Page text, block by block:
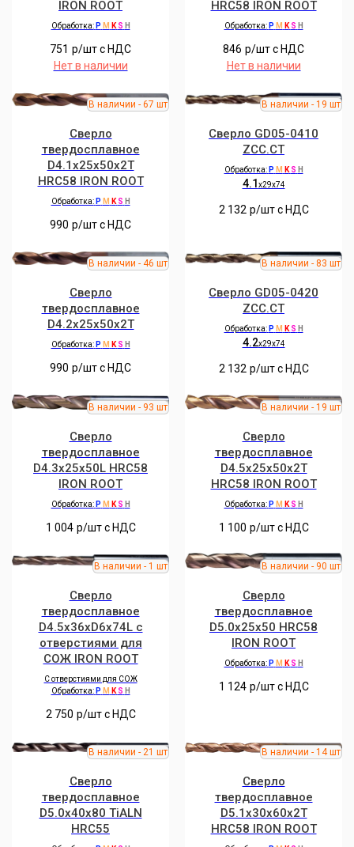
IRON ROOT
Обработка: P M K S H
751 р/шт c НДС
Нет в наличии
HRC58 IRON ROOT
Обработка: P M K S H
846 р/шт c НДС
Нет в наличии
Сверло
твердосплавное
D4.1x25x50x2T
HRC58 IRON ROOT
Обработка: P M K S H
990 р/шт c НДС
Сверло GD05-0410
ZCC.CT
Обработка: P M K S H
4.1 x29x74
2 132 р/шт c НДС
Сверло
твердосплавное
D4.2x25x50x2T
Обработка: P M K S H
990 р/шт c НДС
Сверло GD05-0420
ZCC.CT
Обработка: P M K S H
4.2x29x74
2 132 р/шт c НДС
Сверло
твердосплавное
D4.3x25x50L HRC58
IRON ROOT
Обработка: P M K S H
1 004 р/шт c НДС
Сверло
твердосплавное
D4.5x25x50x2T
HRC58 IRON ROOT
Обработка: P M K S H
1 100 р/шт c НДС
Сверло
твердосплавное
D4.5x36xD6x74L с
отверстиями для
СОЖ IRON ROOT
С отверстиями для СОЖ
Обработка: P M K S H
2 750 р/шт c НДС
Сверло
твердосплавное
D5.0x25x50 HRC58
IRON ROOT
Обработка: P M K S H
1 124 р/шт c НДС
Сверло
твердосплавное
D5.0x40x80 TiALN
HRC55
Сверло
твердосплавное
D5.1x30x60x2T
HRC58 IRON ROOT